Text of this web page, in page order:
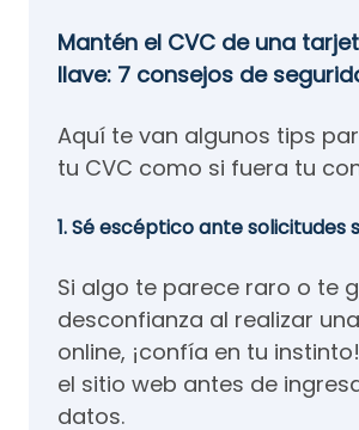
Mantén el CVC de una
llave: 7 consejos de
Aquí te van algunos tips
tu CVC como si fuera tu
1. Sé escéptico ante solicitudes
Si algo te parece raro o te
desconfianza al realizar
online, ¡confía en tu
el sitio web antes de
datos.